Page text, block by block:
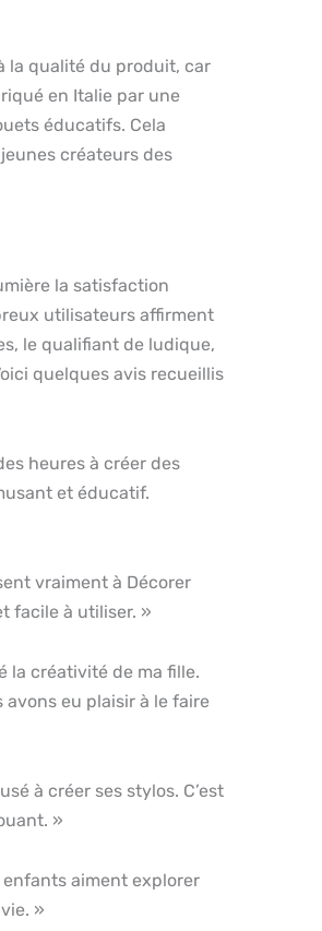
la qualité du produit, car
en Italie par une
éducatifs. Cela
créateurs des
la satisfaction
utilisateurs affirment
le qualifiant de ludique,
quelques avis recueillis
heures à créer des
et éducatif.
vraiment à Décorer
facile à utiliser. »
la créativité de ma fille.
avons eu plaisir à le faire
à créer ses stylos. C’est
»
aiment explorer
»